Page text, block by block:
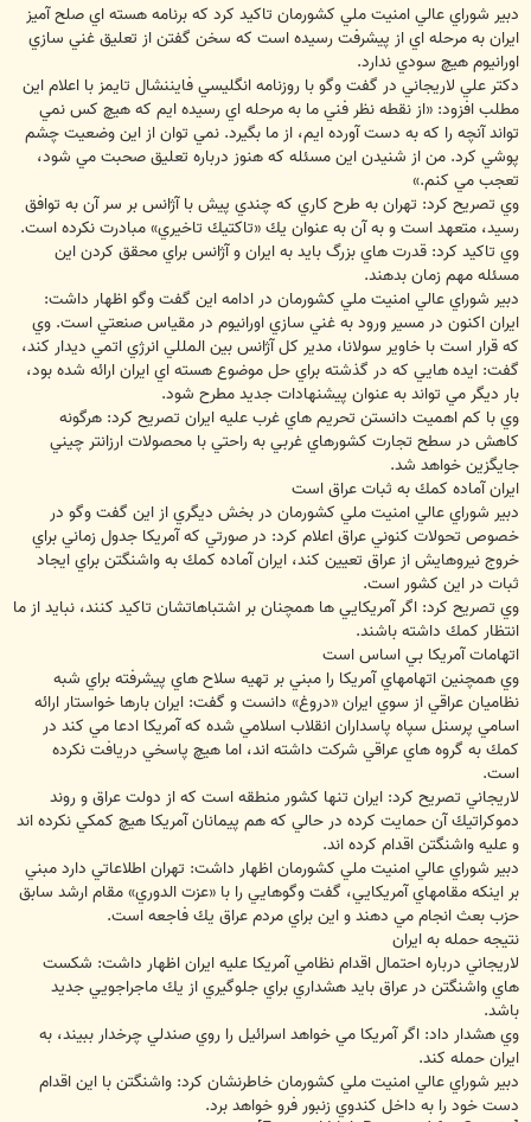
دبير شوراي عالي امنيت ملي كشورمان تاكيد كرد كه برنامه هسته اي صلح آميز
ايران به مرحله اي از پيشرفت رسيده است كه سخن گفتن از تعليق غني سازي
اورانيوم هيچ سودي ندارد.
دكتر علي لاريجاني در گفت وگو با روزنامه انگليسي فايننشال تايمز با اعلام اين
مطلب افزود: «از نقطه نظر فني ما به مرحله اي رسيده ايم كه هيچ كس نمي
تواند آنچه را كه به دست آورده ايم، از ما بگيرد. نمي توان از اين وضعيت چشم
پوشي كرد. من از شنيدن اين مسئله كه هنوز درباره تعليق صحبت مي شود،
تعجب مي كنم.»
وي تصريح كرد: تهران به طرح كاري كه چندي پيش با آژانس بر سر آن به توافق
رسيد، متعهد است و به آن به عنوان يك «تاكتيك تاخيري» مبادرت نكرده است.
وي تاكيد كرد: قدرت هاي بزرگ بايد به ايران و آژانس براي محقق كردن اين
مسئله مهم زمان بدهند.
دبير شوراي عالي امنيت ملي كشورمان در ادامه اين گفت وگو اظهار داشت:
ايران اكنون در مسير ورود به غني سازي اورانيوم در مقياس صنعتي است. وي
كه قرار است با خاوير سولانا، مدير كل آژانس بين المللي انرژي اتمي ديدار كند،
گفت: ايده هايي كه در گذشته براي حل موضوع هسته اي ايران ارائه شده بود،
بار ديگر مي تواند به عنوان پيشنهادات جديد مطرح شود.
وي با كم اهميت دانستن تحريم هاي غرب عليه ايران تصريح كرد: هرگونه
كاهش در سطح تجارت كشورهاي غربي به راحتي با محصولات ارزانتر چيني
جايگزين خواهد شد.
ايران آماده كمك به ثبات عراق است
دبير شوراي عالي امنيت ملي كشورمان در بخش ديگري از اين گفت وگو در
خصوص تحولات كنوني عراق اعلام كرد: در صورتي كه آمريكا جدول زماني براي
خروج نيروهايش از عراق تعيين كند، ايران آماده كمك به واشنگتن براي ايجاد
ثبات در اين كشور است.
وي تصريح كرد: اگر آمريكايي ها همچنان بر اشتباهاتشان تاكيد كنند، نبايد از ما
انتظار كمك داشته باشند.
اتهامات آمريكا بي اساس است
وي همچنين اتهامهاي آمريكا را مبني بر تهيه سلاح هاي پيشرفته براي شبه
نظاميان عراقي از سوي ايران «دروغ» دانست و گفت: ايران بارها خواستار ارائه
اسامي پرسنل سپاه پاسداران انقلاب اسلامي شده كه آمريكا ادعا مي كند در
كمك به گروه هاي عراقي شركت داشته اند، اما هيچ پاسخي دريافت نكرده
است.
لاريجاني تصريح كرد: ايران تنها كشور منطقه است كه از دولت عراق و روند
دموكراتيك آن حمايت كرده در حالي كه هم پيمانان آمريكا هيچ كمكي نكرده اند
و عليه واشنگتن اقدام كرده اند.
دبير شوراي عالي امنيت ملي كشورمان اظهار داشت: تهران اطلاعاتي دارد مبني
بر اينكه مقامهاي آمريكايي، گفت وگوهايي را با «عزت الدوري» مقام ارشد سابق
حزب بعث انجام مي دهند و اين براي مردم عراق يك فاجعه است.
نتيجه حمله به ايران
لاريجاني درباره احتمال اقدام نظامي آمريكا عليه ايران اظهار داشت: شكست
هاي واشنگتن در عراق بايد هشداري براي جلوگيري از يك ماجراجويي جديد
باشد.
وي هشدار داد: اگر آمريكا مي خواهد اسرائيل را روي صندلي چرخدار ببيند، به
ايران حمله كند.
دبير شوراي عالي امنيت ملي كشورمان خاطرنشان كرد: واشنگتن با اين اقدام
دست خود را به داخل كندوي زنبور فرو خواهد برد.